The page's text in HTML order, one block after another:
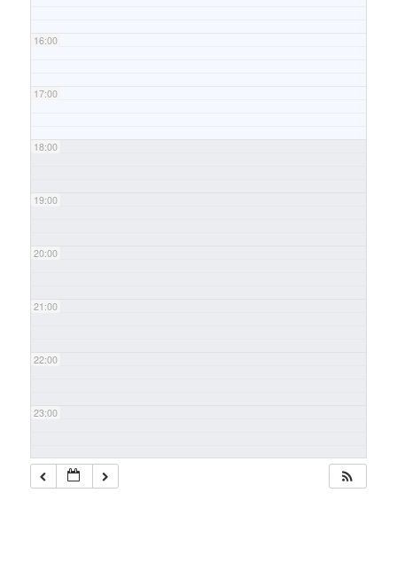
16:00
17:00
18:00
19:00
20:00
21:00
22:00
23:00